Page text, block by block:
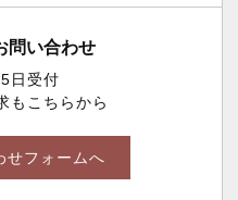
問い合わせ
日受付
もこちらから
せフォームへ